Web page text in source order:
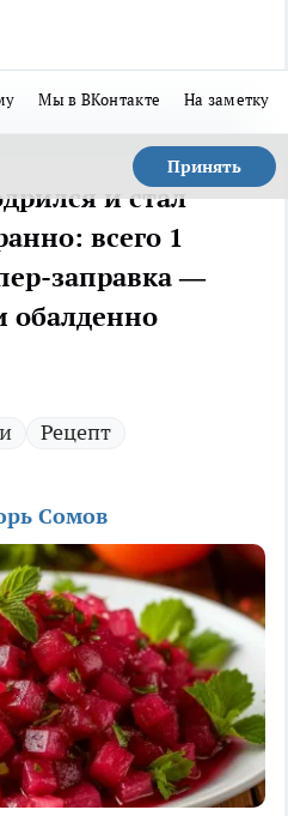
Мы в ВКонтакте На заметку
Принять
и стал
всего 1
заправка —
обалденно
Рецепт
Сомов